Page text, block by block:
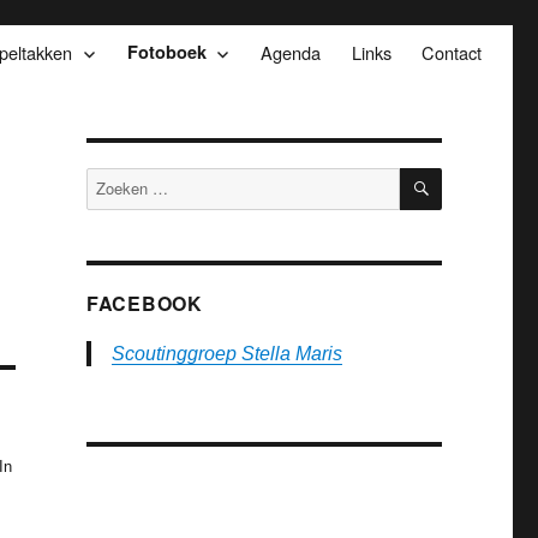
Fotoboek Agenda Links Contact
Zoeken
naar:
ZOEKEN
FACEBOOK
Scoutinggroep Stella Maris